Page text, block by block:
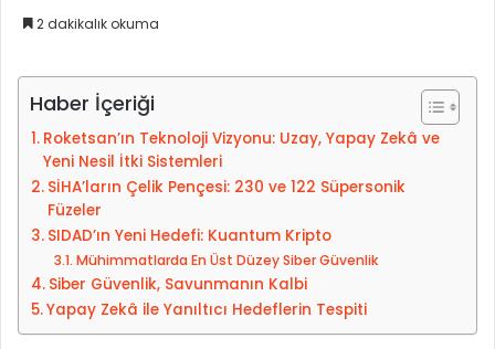
i
e
d
i
n
o
a
g
ö
n
d
2 dakikalık okuma
Haber İçeriği
Roketsan’ın Teknoloji Vizyonu: Uzay, Yapay Zekâ ve
Yeni Nesil İtki Sistemleri
SİHA’ların Çelik Pençesi: 230 ve 122 Süpersonik
Füzeler
SIDAD’ın Yeni Hedefi: Kuantum Kripto
Mühimmatlarda En Üst Düzey Siber Güvenlik
Siber Güvenlik, Savunmanın Kalbi
Yapay Zekâ ile Yanıltıcı Hedeflerin Tespiti